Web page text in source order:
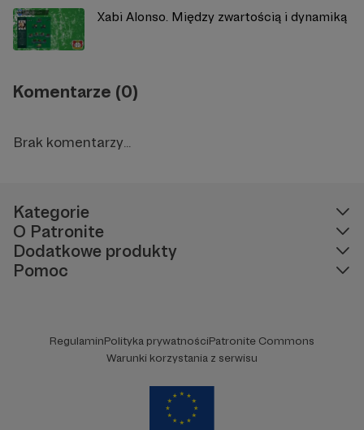
Xabi Alonso. Między zwartością i dynamiką
Komentarze (0)
Brak komentarzy...
Kategorie
O Patronite
Dodatkowe produkty
Pomoc
RegulaminPolityka prywatnościPatronite Commons
Warunki korzystania z serwisu